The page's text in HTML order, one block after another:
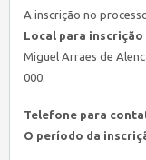
A inscrição no
Local para inscrição
Miguel Arraes de
000.
Telefone para
O período da